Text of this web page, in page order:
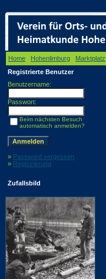
Home Hohenlimburg Marktplatz
Registrierte Benutzer
Benutzername:
Passwort:
Beim nächsten Besuch
automatisch anmelden?
» Password vergessen
» Registrierung
Zufallsbild